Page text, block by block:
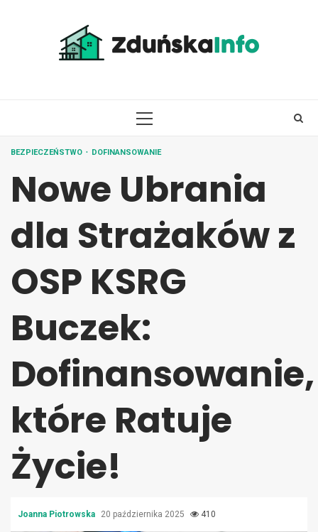
PRIMARY
BEZPIECZEŃSTWO DOFINANSOWANIE
Nowe Ubrania
dla Strażaków z
OSP KSRG
Buczek:
Dofinansowanie,
które Ratuje
Życie!
Joanna Piotrowska 20 października 2025 410